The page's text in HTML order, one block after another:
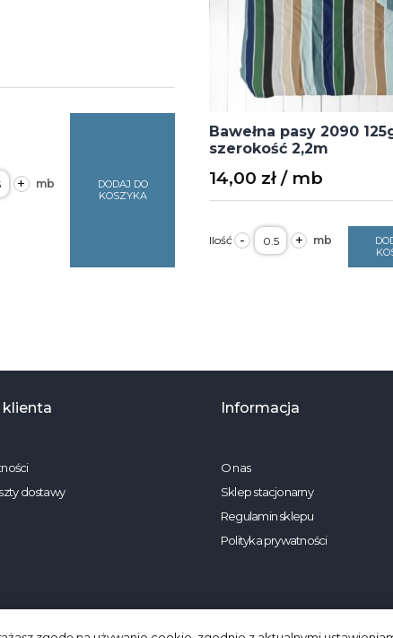
+
DODAJ DO
KOSZYKA
Bawełna pasy 2090
szerokość 2,2m
14,00 zł
- ilość
Bawełna
+
klienta
dostawy
Informacja
O nas
Sklep stacjonarny
Regulamin sklepu
Polityka prywatności